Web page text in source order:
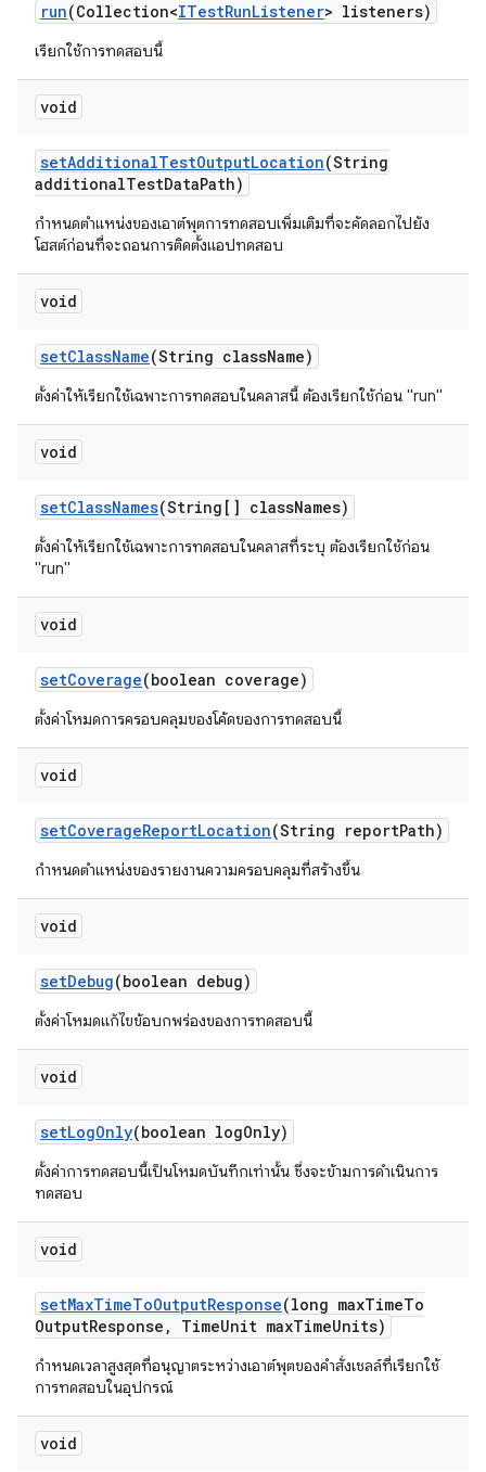
run(Collection<ITestRunListener> listeners)
เรียกใช้การทดสอบนี้
void
setAdditionalTestOutputLocation(String
additionalTestDataPath)
กำหนดตำแหน่งของเอาต์พุตการทดสอบเพิ่มเติมที่จะคัดลอกไปยัง
โฮสต์ก่อนที่จะถอนการติดตั้งแอปทดสอบ
void
setClassName(String className)
ตั้งค่าให้เรียกใช้เฉพาะการทดสอบในคลาสนี้ ต้องเรียกใช้ก่อน "run"
void
setClassNames(String[] classNames)
ตั้งค่าให้เรียกใช้เฉพาะการทดสอบในคลาสที่ระบุ ต้องเรียกใช้ก่อน
"run"
void
setCoverage(boolean coverage)
ตั้งค่าโหมดการครอบคลุมของโค้ดของการทดสอบนี้
void
setCoverageReportLocation(String reportPath)
กำหนดตำแหน่งของรายงานความครอบคลุมที่สร้างขึ้น
void
setDebug(boolean debug)
ตั้งค่าโหมดแก้ไขข้อบกพร่องของการทดสอบนี้
void
setLogOnly(boolean logOnly)
ตั้งค่าการทดสอบนี้เป็นโหมดบันทึกเท่านั้น ซึ่งจะข้ามการดำเนินการ
ทดสอบ
void
setMaxTimeToOutputResponse(long maxTimeTo
OutputResponse , TimeUnit maxTimeUnits)
กำหนดเวลาสูงสุดที่อนุญาตระหว่างเอาต์พุตของคำสั่งเชลล์ที่เรียกใช้
การทดสอบในอุปกรณ์
void